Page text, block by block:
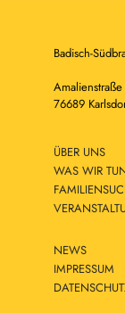
Badisch-
Amalienstraße
76689
ÜBER UNS
WAS WIR
NEWS
IMPRESSUM